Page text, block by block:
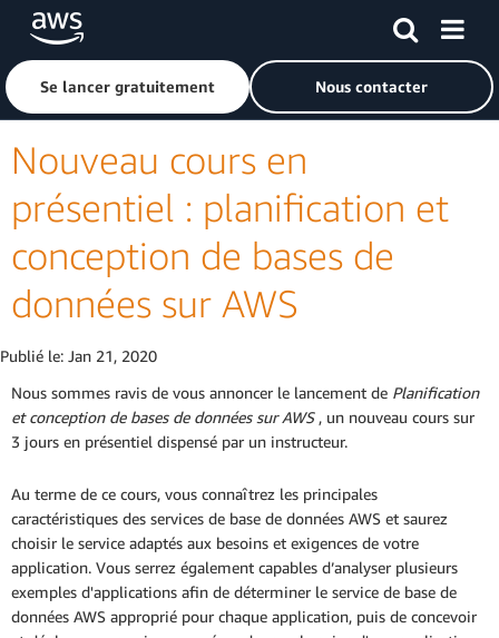
Passer au contenu principal
Cliquer ici pour revenir à la page d'accueil d'Amazon Web
Se lancer gratuitement Nous contacter
Nouveau cours en
présentiel : planification et
conception de bases de
données sur AWS
Publié le: Jan 21, 2020
Nous sommes ravis de vous annoncer le lancement de Planification
et conception de bases de données sur AWS , un nouveau cours sur
3 jours en présentiel dispensé par un instructeur.
Au terme de ce cours, vous connaîtrez les principales
caractéristiques des services de base de données AWS et saurez
choisir le service adaptés aux besoins et exigences de votre
application. Vous serrez également capables d’analyser plusieurs
exemples d'applications afin de déterminer le service de base de
données AWS approprié pour chaque application, puis de concevoir